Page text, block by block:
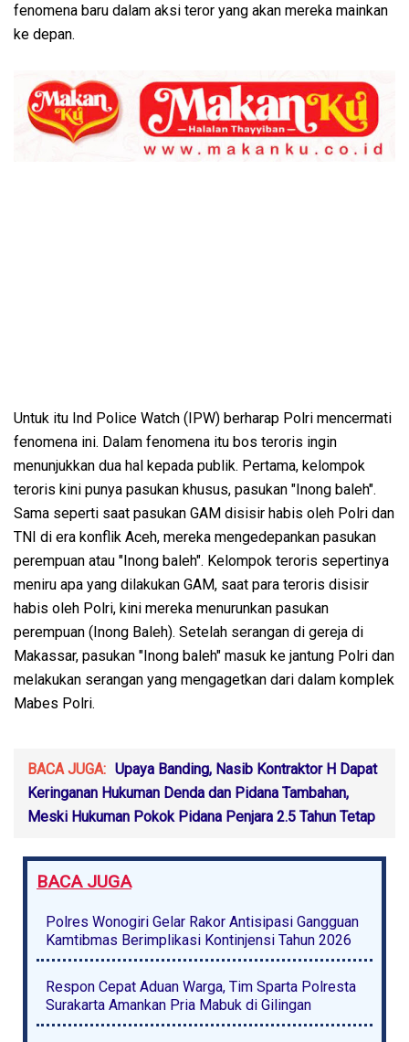
fenomena baru dalam aksi teror yang akan mereka mainkan
ke depan.
Untuk itu Ind Police Watch (IPW) berharap Polri mencermati
fenomena ini. Dalam fenomena itu bos teroris ingin
menunjukkan dua hal kepada publik. Pertama, kelompok
teroris kini punya pasukan khusus, pasukan "Inong baleh".
Sama seperti saat pasukan GAM disisir habis oleh Polri dan
TNI di era konflik Aceh, mereka mengedepankan pasukan
perempuan atau "Inong baleh". Kelompok teroris sepertinya
meniru apa yang dilakukan GAM, saat para teroris disisir
habis oleh Polri, kini mereka menurunkan pasukan
perempuan (Inong Baleh). Setelah serangan di gereja di
Makassar, pasukan "Inong baleh" masuk ke jantung Polri dan
melakukan serangan yang mengagetkan dari dalam komplek
Mabes Polri.
BACA JUGA: Upaya Banding, Nasib Kontraktor H Dapat
Keringanan Hukuman Denda dan Pidana Tambahan,
Meski Hukuman Pokok Pidana Penjara 2.5 Tahun Tetap
BACA JUGA
Polres Wonogiri Gelar Rakor Antisipasi Gangguan
Kamtibmas Berimplikasi Kontinjensi Tahun 2026
Respon Cepat Aduan Warga, Tim Sparta Polresta
Surakarta Amankan Pria Mabuk di Gilingan